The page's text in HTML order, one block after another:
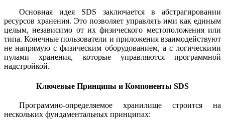
Основная идея SDS заключается в абстрагировании
ресурсов хранения. Это позволяет управлять ими как единым
целым, независимо от их физического местоположения или
типа. Конечные пользователи и приложения взаимодействуют
не напрямую с физическим оборудованием, а с логическими
пулами хранения, которые управляются программной
надстройкой.
Ключевые Принципы и Компоненты SDS
Программно-определяемое хранилище строится на
нескольких фундаментальных принципах: